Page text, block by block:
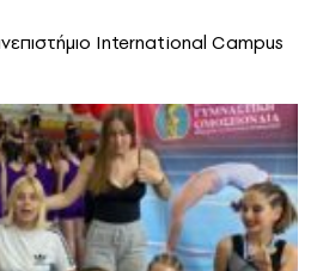
International Campus